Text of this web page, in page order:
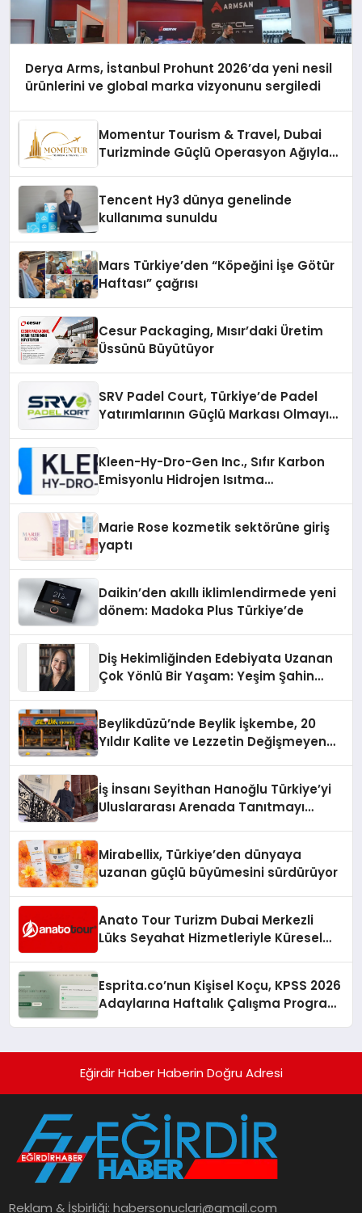
Derya Arms, İstanbul Prohunt 2026’da yeni nesil
ürünlerini ve global marka vizyonunu sergiledi
Momentur Tourism & Travel, Dubai
Turizminde Güçlü Operasyon Ağıyla
Tencent Hy3 dünya genelinde
kullanıma sunuldu
Mars Türkiye’den “Köpeğini İşe Götür
Haftası” çağrısı
Cesur Packaging, Mısır’daki Üretim
Üssünü Büyütüyor
SRV Padel Court, Türkiye’de Padel
Yatırımlarının Güçlü Markası Olmayı
Kleen-Hy-Dro-Gen Inc., Sıfır Karbon
Emisyonlu Hidrojen Isıtma
Marie Rose kozmetik sektörüne giriş
yaptı
Daikin’den akıllı iklimlendirmede yeni
dönem: Madoka Plus Türkiye’de
Diş Hekimliğinden Edebiyata Uzanan
Çok Yönlü Bir Yaşam: Yeşim Şahin
Beylikdüzü’nde Beylik İşkembe, 20
Yıldır Kalite ve Lezzetin Değişmeyen
İş İnsanı Seyithan Hanoğlu Türkiye’yi
Uluslararası Arenada Tanıtmayı
Mirabellix, Türkiye’den dünyaya
uzanan güçlü büyümesini sürdürüyor
Anato Tour Turizm Dubai Merkezli
Lüks Seyahat Hizmetleriyle Küresel
Esprita.co’nun Kişisel Koçu, KPSS 2026
Adaylarına Haftalık Çalışma Programı
Eğirdir Haber Haberin Doğru Adresi
Reklam & İşbirliği:habersonuclari@gmail.com